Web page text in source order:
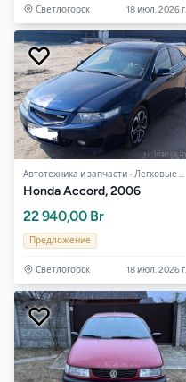
Светлогорск 18 июл. 2026 г.
Автотехника и запчасти - Легковые авто
Honda Accord, 2006
22 940,00 Br
Предложение
Светлогорск 18 июл. 2026 г.